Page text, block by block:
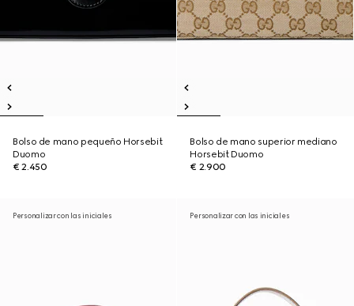
Bolso de mano pequeño Horsebit
Duomo
€ 2.450
Bolso de mano superior mediano
Horsebit Duomo
€ 2.900
Personalizar con las iniciales Personalizar con las iniciales